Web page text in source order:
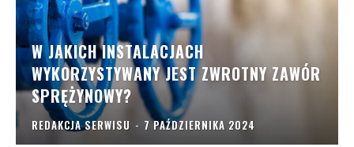
W JAKICH INSTALACJACH
WYKORZYSTYWANY JEST ZWROTNY ZAWÓR
SPRĘŻYNOWY?
REDAKCJA SERWISU - 7 PAŹDZIERNIKA 2024